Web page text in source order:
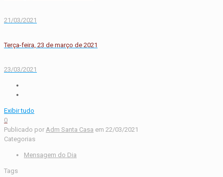
21/03/2021
Terça-feira, 23 de março de 2021
23/03/2021
Exibir tudo
0
Publicado por Adm Santa Casa em 22/03/2021
Categorias
Mensagem do Dia
Tags